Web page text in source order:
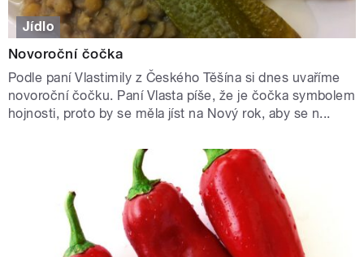
Jídlo
Novoroční čočka
Podle paní Vlastimily z Českého Těšína si dnes uvaříme
novoroční čočku. Paní Vlasta píše, že je čočka symbolem
hojnosti, proto by se měla jíst na Nový rok, aby se n...